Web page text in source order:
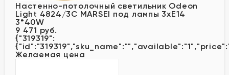
Настенно-потолочный светильник Odeon
Light 4824/3C MARSEI под лампы 3xE14
3*40W
9 471 руб.
{"319319":
Желаемая цена